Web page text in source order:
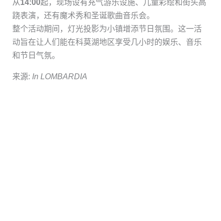
从14:00起，现场设有充气游乐设施、儿童彩绘和街头高
跷表演，还有魔术秀和圣诞歌曲音乐会。
整个活动期间，灯光投影为小镇增添节日氛围。这一活
动旨在让人们能在科莫湖地区享受几小时的娱乐、音乐
和节日气氛。
来源: In LOMBARDIA